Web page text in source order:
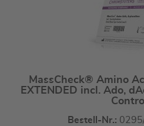
MassCheck® Amino
EXTENDED incl. Ado,
Bestell-Nr.: